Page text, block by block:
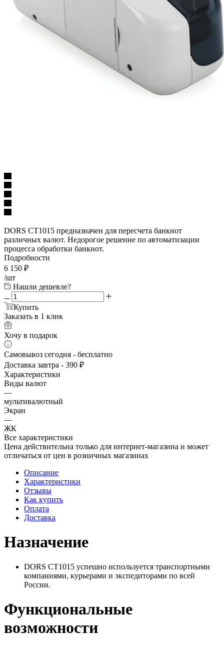
DORS CT1015 предназначен для пересчета банкнот
различных валют. Недорогое решение по автоматизации
процесса обработки банкнот.
Подробности
6 150 ₽
/шт
Нашли дешевле?
Купить
Заказать в 1 клик
Хочу в подарок
Самовывоз сегодня - бесплатно
Доставка завтра - 390 ₽
Характеристики
Виды валют
—
мультивалютный
Экран
—
ЖК
Все характеристики
Цена действительна только для интернет-магазина и может
отличаться от цен в розничных магазинах
Описание
Характеристики
Отзывы
Как купить
Оплата
Доставка
Назначение
DORS CT1015 успешно используется транспортными
компаниями, курьерами и экспедиторами по всей
России.
Функциональные
возможности